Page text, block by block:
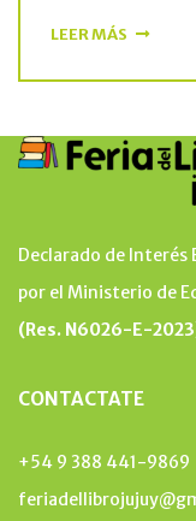
LEER MÁS
Declarado de Interés
por el Ministerio de
(Res. N6026-E-
CONTACTATE
+54 9 388 441-9869